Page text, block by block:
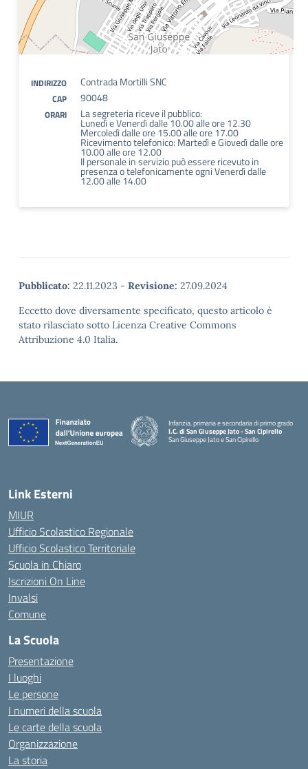
INDIRIZZO Contrada Mortilli SNC
CAP 90048
ORARI La segreteria riceve il pubblico:
Lunedì e Venerdì dalle 10.00 alle ore 12.30
Mercoledì dalle ore 15.00 alle ore 17.00
Ricevimento telefonico: Martedì e Giovedì dalle ore
10.00 alle ore 12.00
Il personale in servizio può essere ricevuto in
presenza o telefonicamente ogni Venerdì dalle
12.00 alle 14.00
Pubblicato: 22.11.2023 - Revisione: 27.09.2024
Eccetto dove diversamente specificato, questo articolo è
stato rilasciato sotto Licenza Creative Commons
Attribuzione 4.0 Italia.
Infanzia, primaria e secondaria di primo grado
I.C. di San Giuseppe Jato - San Cipirello
San Giuseppe Jato e San Cipirello
Link Esterni
MIUR
Ufficio Scolastico Regionale
Ufficio Scolastico Territoriale
Scuola in Chiaro
Iscrizioni On Line
Invalsi
Comune
La Scuola
Presentazione
I luoghi
Le persone
I numeri della scuola
Le carte della scuola
Organizzazione
La storia